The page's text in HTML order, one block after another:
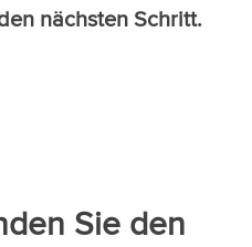
nächsten Schritt.
Sie den